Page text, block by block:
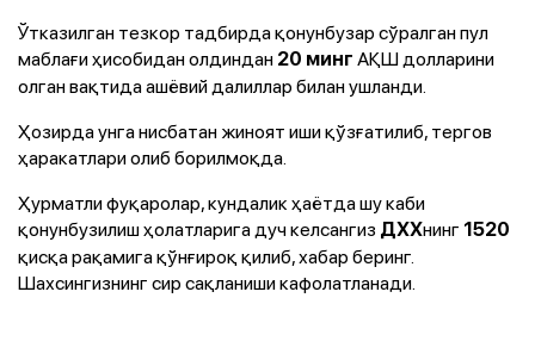
Ўтказилган тезкор тадбирда қонунбузар сўралган пул
маблағи ҳисобидан олдиндан 20 минг АҚШ долларини
олган вақтида ашёвий далиллар билан ушланди.
Ҳозирда унга нисбатан жиноят иши қўзғатилиб, тергов
ҳаракатлари олиб борилмоқда.
Ҳурматли фуқаролар, кундалик ҳаётда шу каби
қонунбузилиш ҳолатларига дуч келсангиз ДХХнинг 1520
қисқа рақамига қўнғироқ қилиб, хабар беринг.
Шахсингизнинг сир сақланиши кафолатланади.